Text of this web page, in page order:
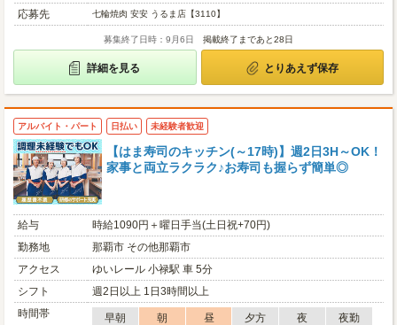
応募先
七輪焼肉 安安 うるま店【3110】
募集終了日時：9月6日 掲載終了まであと28日
詳細を見る とりあえず保存
アルバイト・パート 日払い 未経験者歓迎
【はま寿司のキッチン(～17時)】週2日3H～OK！
家事と両立ラクラク♪お寿司も握らず簡単◎
給与
時給1090円＋曜日手当(土日祝+70円)
勤務地
那覇市 その他那覇市
アクセス
ゆいレール 小禄駅 車 5分
シフト
週2日以上 1日3時間以上
時間帯
早朝 朝 昼 夕方 夜
夜勤